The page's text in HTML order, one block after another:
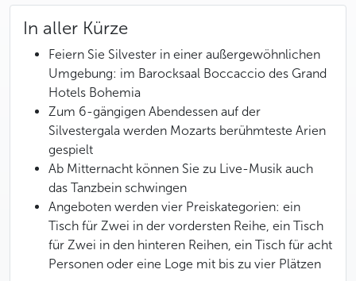
In aller Kürze
Feiern Sie Silvester in einer außergewöhnlichen
Umgebung: im Barocksaal Boccaccio des Grand
Hotels Bohemia
Zum 6-gängigen Abendessen auf der
Silvestergala werden Mozarts berühmteste Arien
gespielt
Ab Mitternacht können Sie zu Live-Musik auch
das Tanzbein schwingen
Angeboten werden vier Preiskategorien: ein
Tisch für Zwei in der vordersten Reihe, ein Tisch
für Zwei in den hinteren Reihen, ein Tisch für acht
Personen oder eine Loge mit bis zu vier Plätzen